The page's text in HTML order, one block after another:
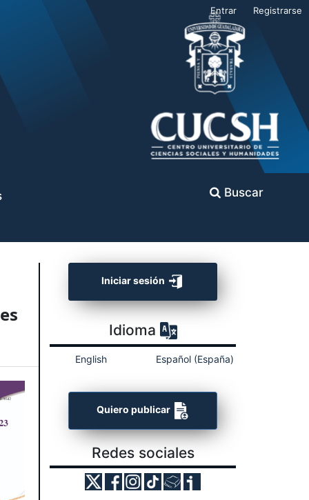
Buscar
Entrar Registrarse
Iniciar sesión
Idioma
English Español (España)
Quiero publicar
Redes sociales